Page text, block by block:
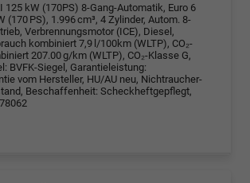
125 kW (170PS) 8-Gang-Automatik, Euro 6
(170 PS), 1.996 cm³, 4 Zylinder, Autom. 8-
Verbrennungsmotor (ICE), Diesel,
kombiniert 7,9 l/100km (WLTP), CO₂-
207.00 g/km (WLTP), CO₂-Klasse G,
BVFK-Siegel, Garantieleistung:
vom Hersteller, HU/AU neu, Nichtraucher-
Beschaffenheit: Scheckheftgepflegt,